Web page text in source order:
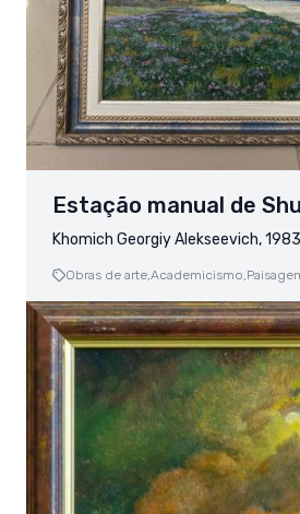
Estação manual de
Khomich Georgiy Alekseevich, 1983
Obras de arte,Academicismo,